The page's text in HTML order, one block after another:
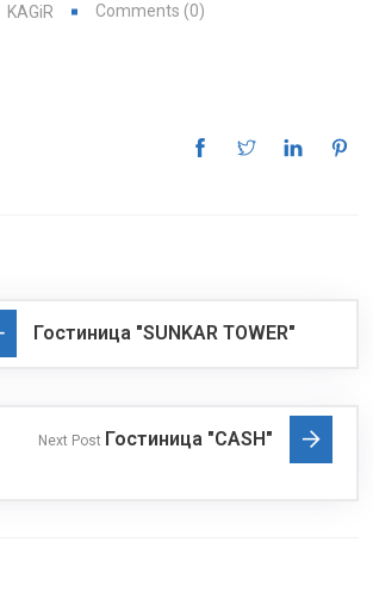
KAGiR Comments (0)
Гостиница "SUNKAR TOWER"
Next Post Гостиница "CASH"